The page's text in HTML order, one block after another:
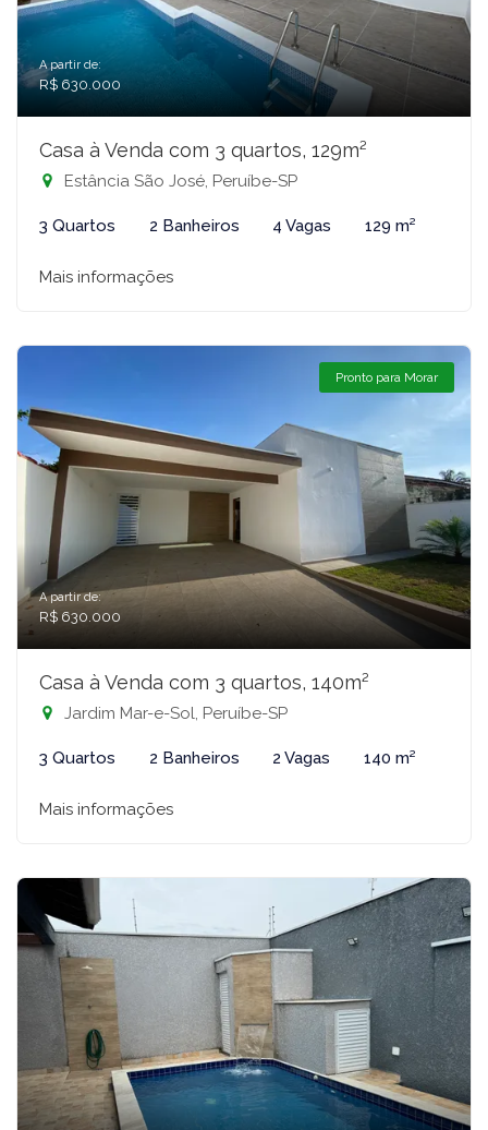
A partir de:
R$ 630.000
Casa à Venda com 3 quartos, 129m²
Estância São José, Peruíbe-SP
3 Quartos 2 Banheiros 4 Vagas 129 m²
Mais informações
Pronto para Morar
A partir de:
R$ 630.000
Casa à Venda com 3 quartos, 140m²
Jardim Mar-e-Sol, Peruíbe-SP
3 Quartos 2 Banheiros 2 Vagas 140 m²
Mais informações